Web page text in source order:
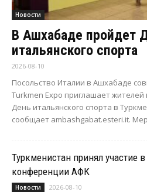
Новости
В Ашхабаде пройдет
итальянского спорта
2026-08-10
Посольство Италии в Ашхабаде
Turkmen Expo приглашает жителей
День итальянского спорта в
сообщает ambashgabat.esteri.it.
Туркменистан принял участие
конференции АФК
Новости 2026-08-10